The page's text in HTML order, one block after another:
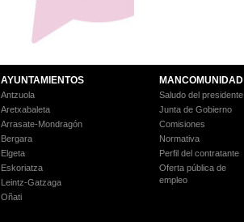
AYUNTAMIENTOS
Antzuola
Aretxabaleta
Arrasate-Mondragón
Bergara
Elgeta
Eskoriatza
Leintz-Gatzaga
Oñati
MANCOMUNIDAD
Saludo del presidente
Junta de Gobierno
Comisiones
Normativa
Perfil del contratante
Oferta pública de
empleo